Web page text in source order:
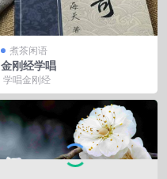
煮茶闲语
金刚经学唱
学唱金刚经